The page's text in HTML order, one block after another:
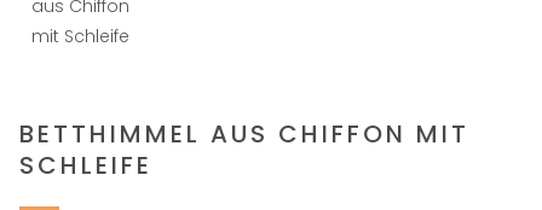
BETTHIMMEL AUS CHIFFON MIT
SCHLEIFE